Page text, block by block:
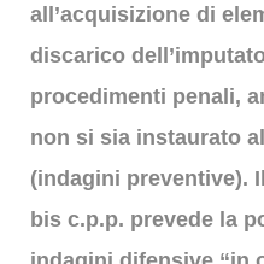
all’acquisizione di
discarico
procedimenti penali,
non si sia instaurato
(indagini preventive).
bis c.p.p. prevede la